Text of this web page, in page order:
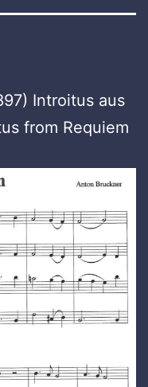
Introitus aus
from Requiem